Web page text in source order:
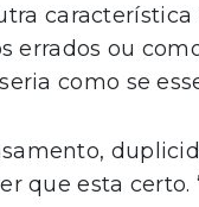
errados ou
como se
que esta certo.